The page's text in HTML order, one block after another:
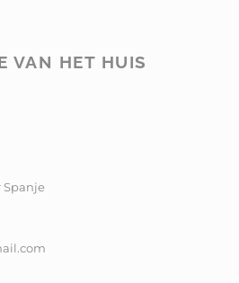
VAN HET HUIS
Spanje